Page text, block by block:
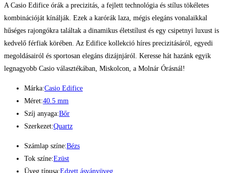
A Casio Edifice órák a precizitás, a fejlett technológia és stílus tökéletes
kombinációját kínálják. Ezek a karórák laza, mégis elegáns vonalaikkal
hűséges rajongókra találtak a dinamikus életstílust és egy csipetnyi luxust is
kedvelő férfiak körében. Az Edifice kollekció híres precizitásáról, egyedi
megoldásairól és sportosan elegáns dizájnjáról. Keresse hát hazánk egyik
legnagyobb Casio választékában, Miskolcon, a Molnár Órásnál!
Márka:Casio Edifice
Méret:40.5 mm
Szíj anyaga:Bőr
Szerkezet:Quartz
Számlap színe:Bézs
Tok színe:Ezüst
Üveg típusa:Edzett ásványüveg